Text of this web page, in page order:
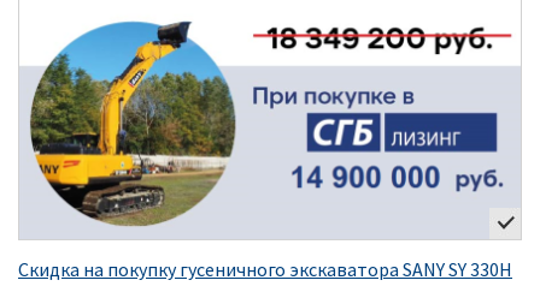
Скидка на покупку гусеничного экскаватора SANY SY 330H